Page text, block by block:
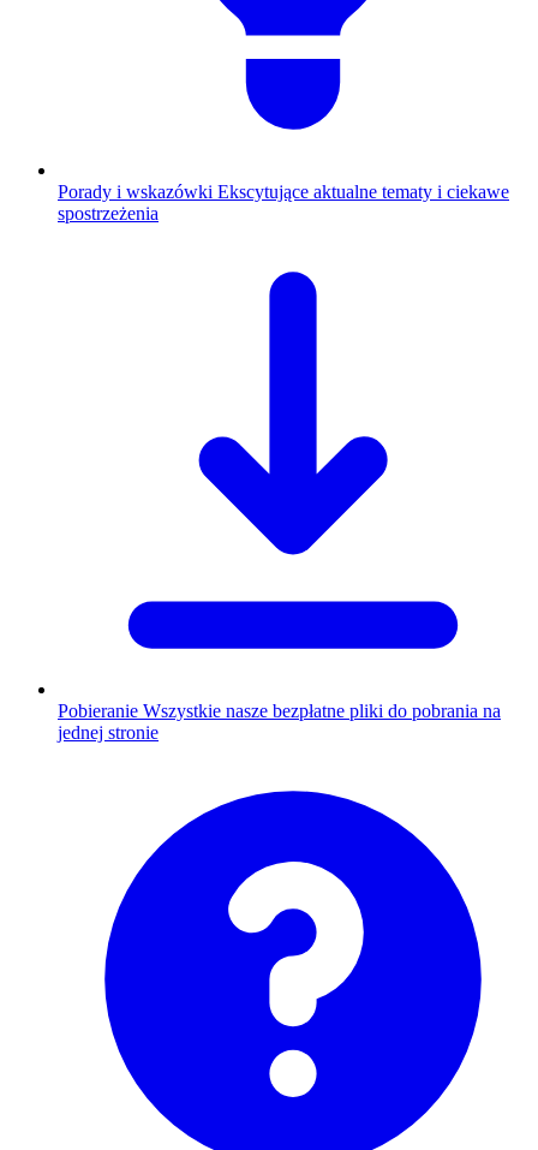
Porady i wskazówki Ekscytujące aktualne tematy i ciekawe
spostrzeżenia
Pobieranie Wszystkie nasze bezpłatne pliki do pobrania na
jednej stronie